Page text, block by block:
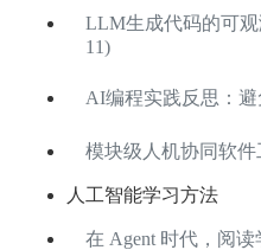
LLM生成代码的可观
11)
AI编程实践反思：避
模块级人机协同软件
人工智能学习方法
在 Agent 时代，阅